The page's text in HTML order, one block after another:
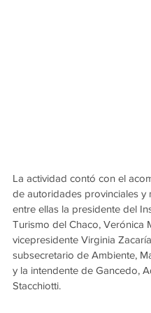
La actividad contó con el
de autoridades provinciales y
entre ellas la presidente del
Turismo del Chaco, Verónica
vicepresidente Virginia
subsecretario de Ambiente,
y la intendente de Gancedo,
Stacchiotti.